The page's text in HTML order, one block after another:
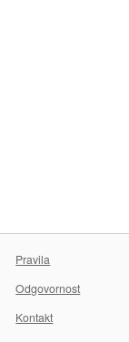
Pravila
Odgovornost
Kontakt